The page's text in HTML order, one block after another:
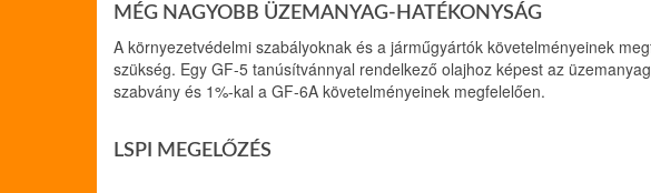
MÉG NAGYOBB ÜZEMANYAG-HATÉKONYSÁG
A környezetvédelmi szabályoknak és a járműgyártók követelményeinek
szükség. Egy GF-5 tanúsítvánnyal rendelkező olajhoz képest az
szabvány és 1%-kal a GF-6A követelményeinek megfelelően.
LSPI MEGELŐZÉS